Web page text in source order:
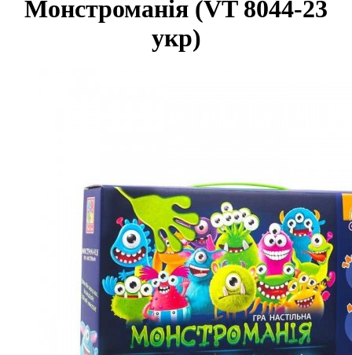
Монстроманія (VT 8044-23
укр)